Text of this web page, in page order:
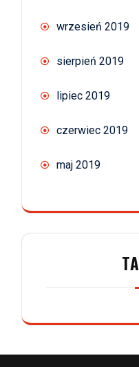
wrzesień 2019
sierpień 2019
lipiec 2019
czerwiec 2019
maj 2019